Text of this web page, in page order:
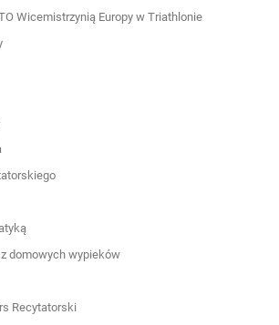
Wicemistrzynią Europy w Triathlonie
domowych wypieków
Recytatorski